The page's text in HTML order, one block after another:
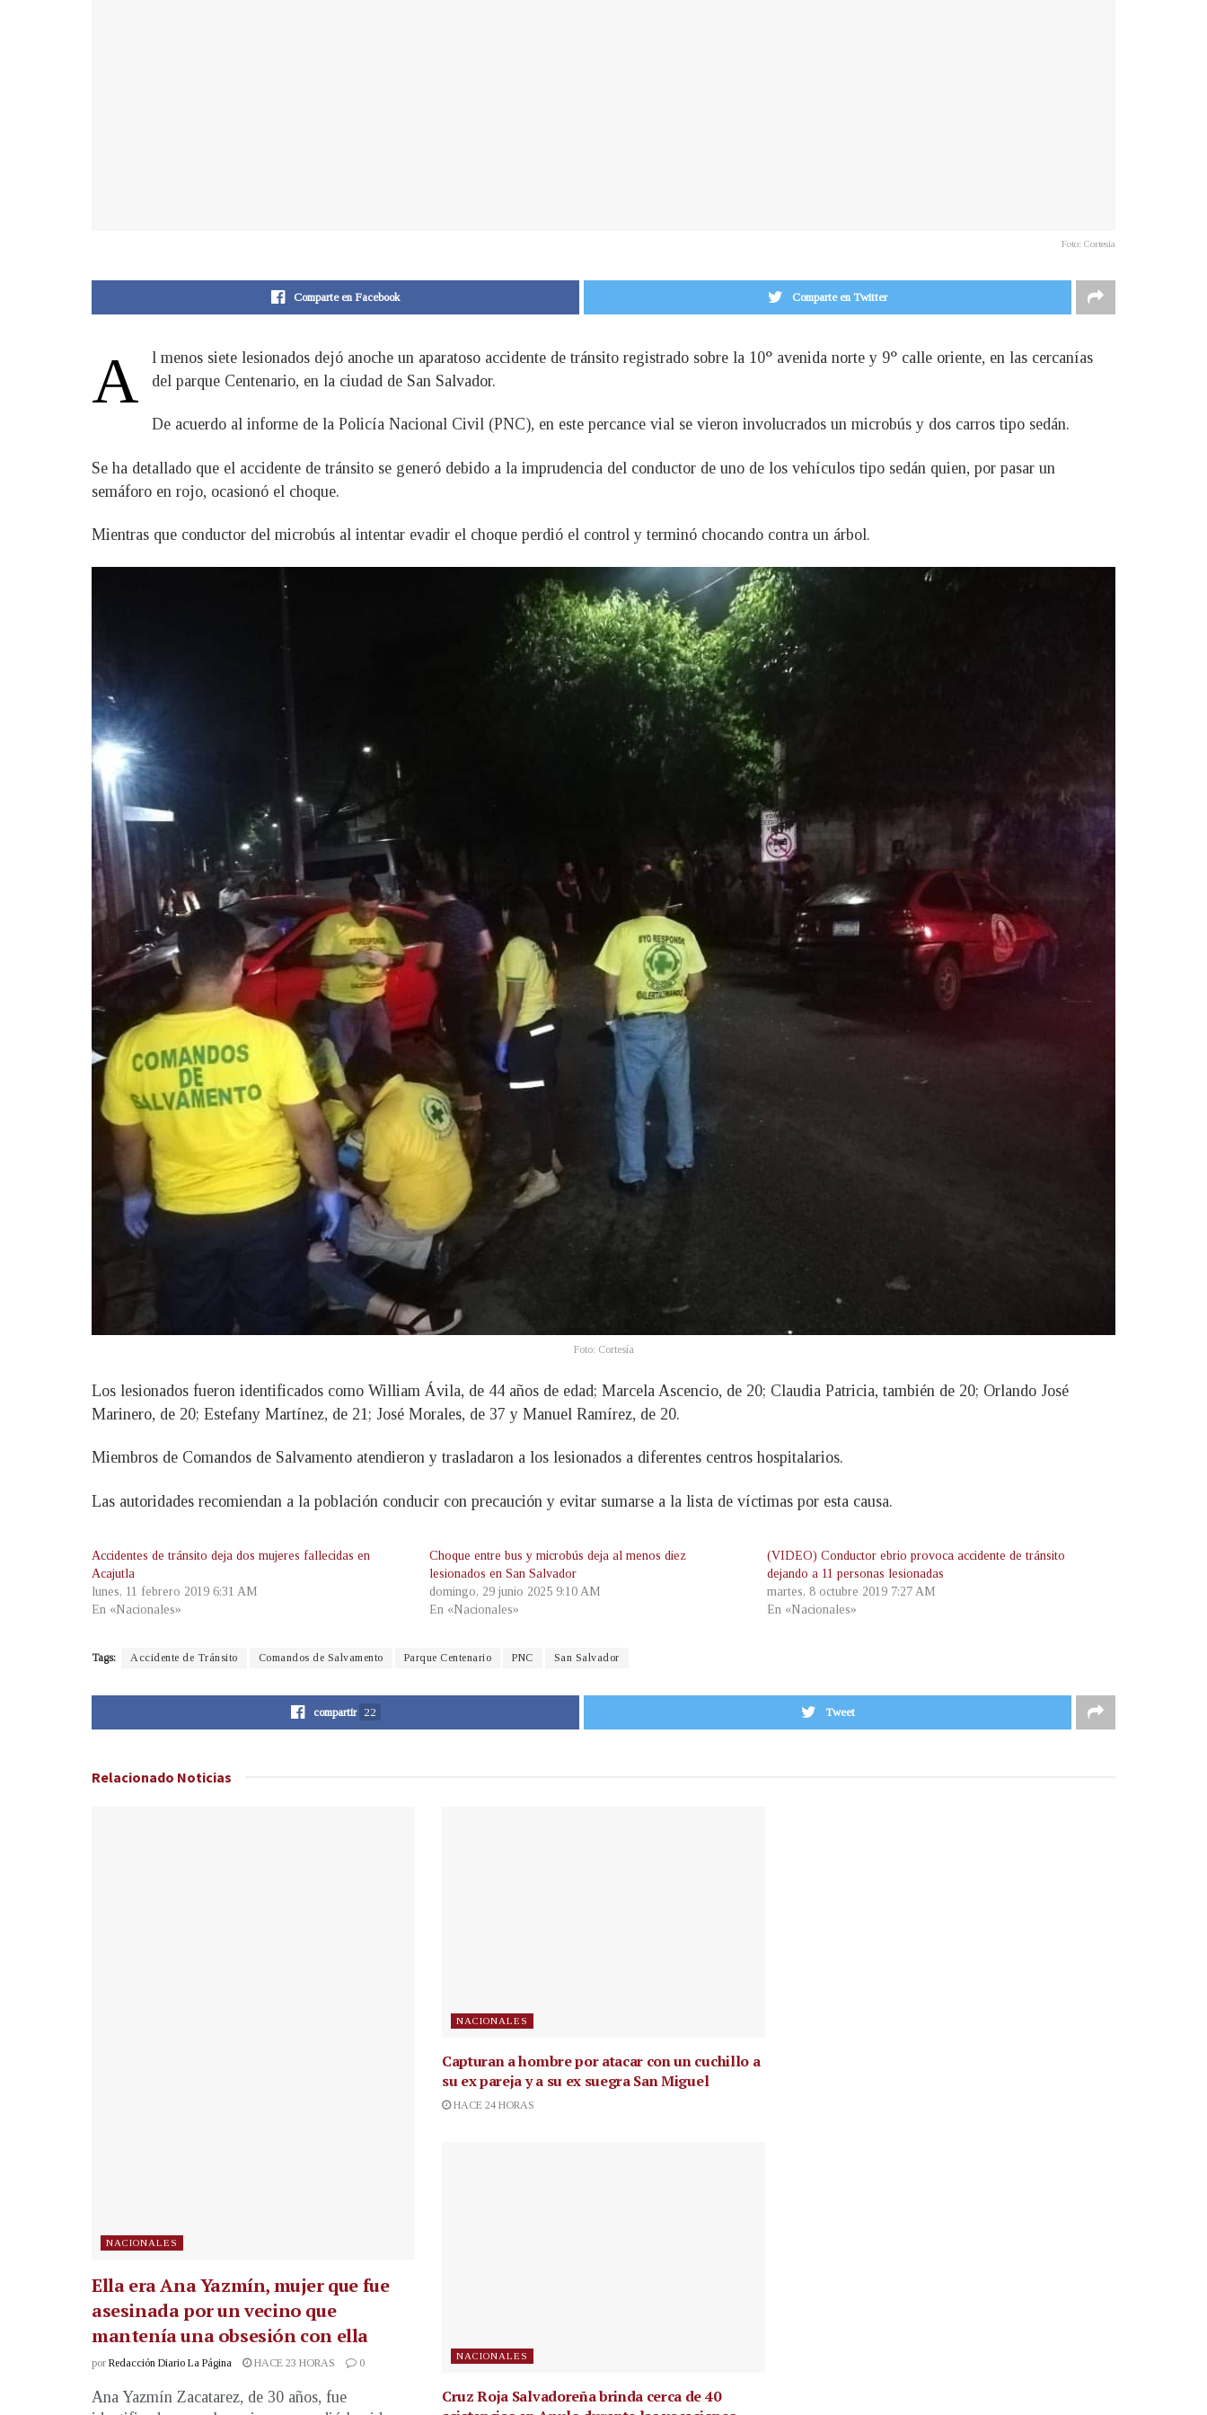
Foto: Cortesía
Comparte en Facebook Comparte en Twitter
A
l menos siete lesionados dejó anoche un aparatoso accidente de tránsito registrado sobre la 10° avenida norte y 9° calle oriente, en las cercanías
del parque Centenario, en la ciudad de San Salvador.
De acuerdo al informe de la Policía Nacional Civil (PNC), en este percance vial se vieron involucrados un microbús y dos carros tipo sedán.
Se ha detallado que el accidente de tránsito se generó debido a la imprudencia del conductor de uno de los vehículos tipo sedán quien, por pasar un
semáforo en rojo, ocasionó el choque.
Mientras que conductor del microbús al intentar evadir el choque perdió el control y terminó chocando contra un árbol.
Foto: Cortesía
Los lesionados fueron identificados como William Ávila, de 44 años de edad; Marcela Ascencio, de 20; Claudia Patricia, también de 20; Orlando José
Marinero, de 20; Estefany Martínez, de 21; José Morales, de 37 y Manuel Ramírez, de 20.
Miembros de Comandos de Salvamento atendieron y trasladaron a los lesionados a diferentes centros hospitalarios.
Las autoridades recomiendan a la población conducir con precaución y evitar sumarse a la lista de víctimas por esta causa.
Accidentes de tránsito deja dos mujeres fallecidas en
Acajutla
lunes, 11 febrero 2019 6:31 AM
En «Nacionales»
Choque entre bus y microbús deja al menos diez
lesionados en San Salvador
domingo, 29 junio 2025 9:10 AM
En «Nacionales»
(VIDEO) Conductor ebrio provoca accidente de tránsito
dejando a 11 personas lesionadas
martes, 8 octubre 2019 7:27 AM
En «Nacionales»
Tags: Accidente de Tránsito Comandos de Salvamento Parque Centenario PNC San Salvador
compartir 22 Tweet
Relacionado Noticias
NACIONALES
Ella era Ana Yazmín, mujer que fue
asesinada por un vecino que
mantenía una obsesión con ella
por Redacción Diario La Página HACE 23 HORAS 0
Ana Yazmín Zacatarez, de 30 años, fue
NACIONALES
Capturan a hombre por atacar con un cuchillo a
su ex pareja y a su ex suegra San Miguel
HACE 24 HORAS
NACIONALES
Cruz Roja Salvadoreña brinda cerca de 40